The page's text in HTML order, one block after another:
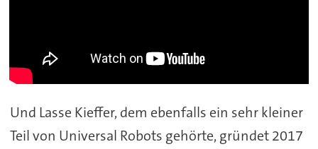
Und Lasse Kieffer, dem ebenfalls ein sehr kleiner
Teil von Universal Robots gehörte, gründet 2017